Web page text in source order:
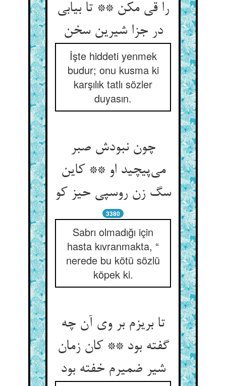
را قی مکن ** تا بیابی
در جزا شیرین سخن‌‌
İşte hiddeti yenmek
budur; onu kusma ki
karşılık tatlı sözler
duyasın.
چون نبودش صبر
می‌‌پیچید او ** کاین
سگ زن روسپی حیز کو
3380
Sabrı olmadığı için
hasta kıvranmakta, “
nerede bu kötü sözlü
köpek ki.
تا بریزم بر وی آن چه
گفته بود ** کان زمان
شیر ضمیرم خفته بود